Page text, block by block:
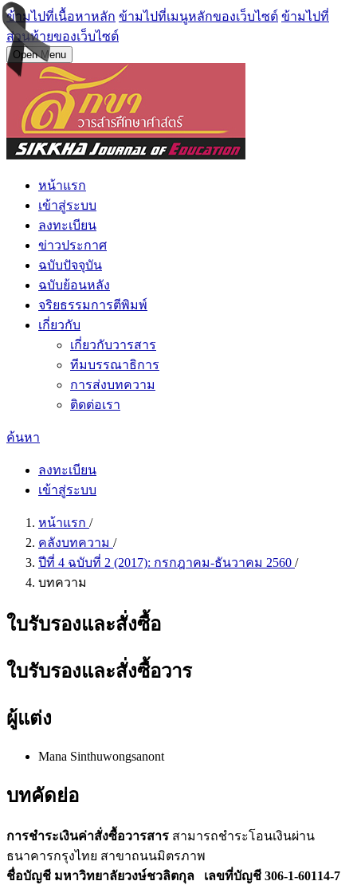
ข้ามไปที่เนื้อหาหลัก ข้ามไปที่เมนูหลักของเว็บไซต์ ข้ามไปที่
ส่วนท้ายของเว็บไซต์
Open Menu
หน้าแรก
เข้าสู่ระบบ
ลงทะเบียน
ข่าวประกาศ
ฉบับปัจจุบัน
ฉบับย้อนหลัง
จริยธรรมการตีพิมพ์
เกี่ยวกับ
เกี่ยวกับวารสาร
ทีมบรรณาธิการ
การส่งบทความ
ติดต่อเรา
ค้นหา
ลงทะเบียน
เข้าสู่ระบบ
หน้าแรก /
คลังบทความ /
ปีที่ 4 ฉบับที่ 2 (2017): กรกฎาคม-ธันวาคม 2560 /
บทความ
ใบรับรองและสั่งซื้อ
ใบรับรองและสั่งซื้อวาร
ผู้แต่ง
Mana Sinthuwongsanont
บทคัดย่อ
การชำระเงินค่าสั่งซื้อวารสาร สามารถชำระโอนเงินผ่าน
ธนาคารกรุงไทย สาขาถนนมิตรภาพ
ชื่อบัญชี มหาวิทยาลัยวงษ์ชวลิตกุล เลขที่บัญชี 306-1-60114-7